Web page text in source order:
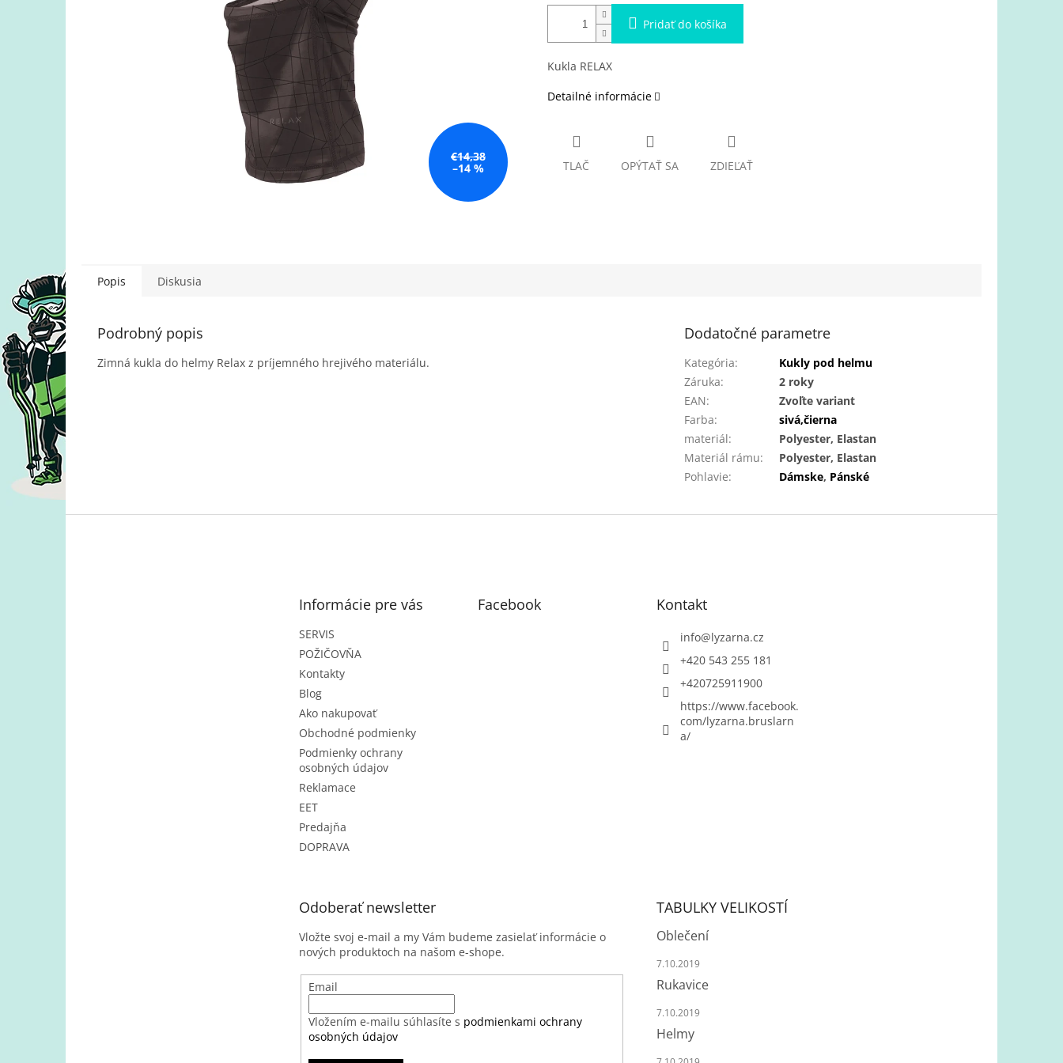
€14,38
–14 %
Pridať do košíka
Kukla RELAX
Detailné informácie
TLAČ OPÝTAŤ SA ZDIEĽAŤ
Popis Diskusia
Podrobný popis
Zimná kukla do helmy Relax z príjemného hrejivého materiálu.
Dodatočné parametre
Kategória:
Kukly pod helmu
Záruka:
2 roky
EAN:
Zvoľte variant
Farba:
sivá,čierna
materiál:
Polyester, Elastan
Materiál rámu:
Polyester, Elastan
Pohlavie: Dámske, Pánské
Informácie pre vás
SERVIS
POŽIČOVŇA
Kontakty
Blog
Ako nakupovať
Obchodné podmienky
Podmienky ochrany
osobných údajov
Reklamace
EET
Predajňa
DOPRAVA
Facebook Kontakt
info@lyzarna.cz
+420 543 255 181
+420725911900
https://www.facebook.
com/lyzarna.bruslarn
a/
Odoberať newsletter
Vložte svoj e-mail a my Vám budeme zasielať informácie o
nových produktoch na našom e-shope.
Email
Vložením e-mailu súhlasíte s podmienkami ochrany
osobných údajov
TABULKY VELIKOSTÍ
Oblečení
7.10.2019
Rukavice
7.10.2019
Helmy